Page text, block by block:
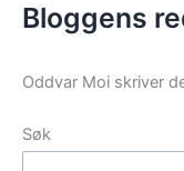
Bloggens
Oddvar Moi skriver
Søk